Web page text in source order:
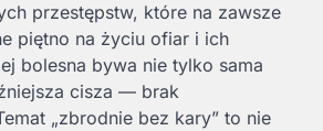
przestępstw, które na zawsze
piętno na życiu ofiar i ich
bolesna bywa nie tylko sama
cisza — brak
„zbrodnie bez kary” to nie